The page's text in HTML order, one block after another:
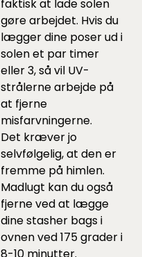
faktisk at lade solen
gøre arbejdet. Hvis du
lægger dine poser ud i
solen et par timer
eller 3, så vil UV-
strålerne arbejde på
at fjerne
misfarvningerne.
Det kræver jo
selvfølgelig, at den er
fremme på himlen.
Madlugt kan du også
fjerne ved at lægge
dine stasher bags i
ovnen ved 175 grader i
8-10 minutter.